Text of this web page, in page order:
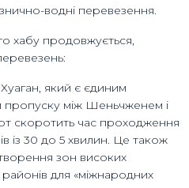
водні перевезення.
хабу продовжується,
який є єдиним
пропуску між Шеньчженем і
скоротить час проходження
із 30 до 5 хвилин. Це також
зон високих
районів для «міжнародних